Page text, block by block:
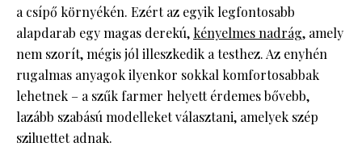
a csípő környékén. Ezért az egyik legfontosabb
alapdarab egy magas derekú, kényelmes nadrág, amely
nem szorít, mégis jól illeszkedik a testhez. Az enyhén
rugalmas anyagok ilyenkor sokkal komfortosabbak
lehetnek – a szűk farmer helyett érdemes bővebb,
lazább szabású modelleket választani, amelyek szép
sziluettet adnak.